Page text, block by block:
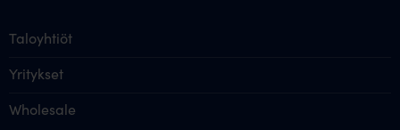
Taloyhtiöt
Yritykset
Wholesale